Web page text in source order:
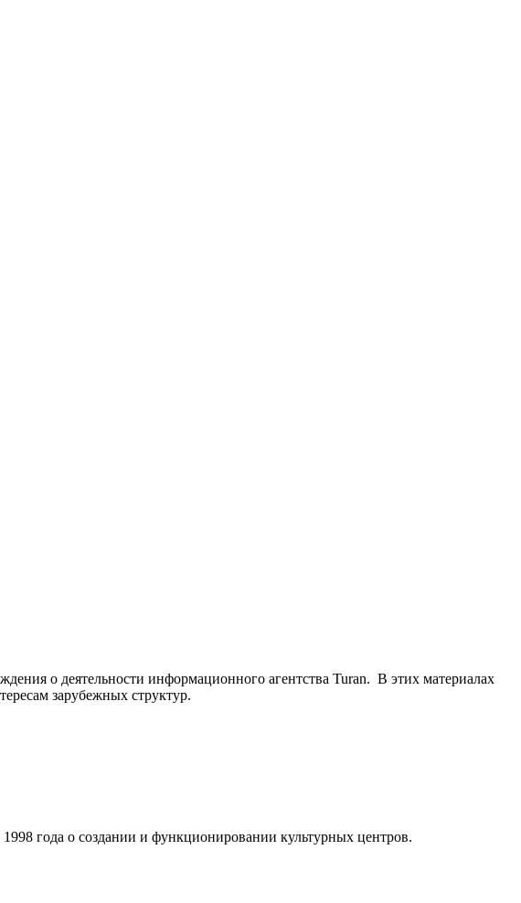
о деятельности информационного агентства Turan. В этих материалах
зарубежных структур.
года о создании и функционировании культурных центров.